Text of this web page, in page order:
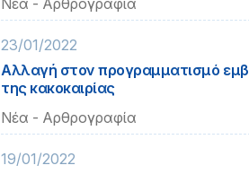
Νέα - Αρθρογραφία
23/01/2022
Αλλαγή στον προγραμματισμό
της κακοκαιρίας
Νέα - Αρθρογραφία
19/01/2022